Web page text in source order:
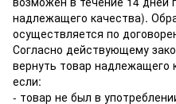
надлежащего качества).
осуществляется по
Согласно действующему
вернуть товар надлежащего
если:
- товар не был в